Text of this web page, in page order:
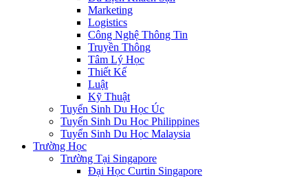
Marketing
Logistics
Công Nghệ Thông Tin
Truyền Thông
Tâm Lý Học
Thiết Kế
Luật
Kỹ Thuật
Tuyển Sinh Du Học Úc
Tuyển Sinh Du Học Philippines
Tuyển Sinh Du Học Malaysia
Trường Học
Trường Tại Singapore
Đại Học Curtin Singapore